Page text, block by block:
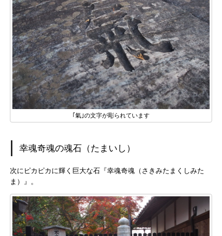
｢氣｣の文字が彫られています
幸魂奇魂の魂石（たまいし）
次にピカピカに輝く巨大な石『幸魂奇魂（さきみたまくしみた
ま）』。